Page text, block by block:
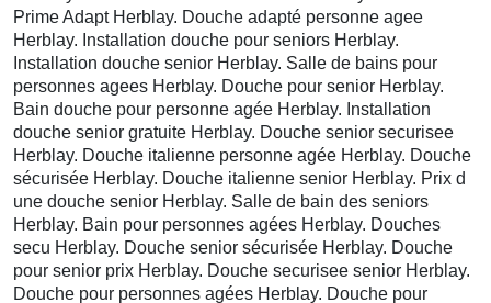
Prime Adapt Herblay. Douche adapté personne agee
Herblay. Installation douche pour seniors Herblay.
Installation douche senior Herblay. Salle de bains pour
personnes agees Herblay. Douche pour senior Herblay.
Bain douche pour personne agée Herblay. Installation
douche senior gratuite Herblay. Douche senior securisee
Herblay. Douche italienne personne agée Herblay. Douche
sécurisée Herblay. Douche italienne senior Herblay. Prix d
une douche senior Herblay. Salle de bain des seniors
Herblay. Bain pour personnes agées Herblay. Douches
secu Herblay. Douche senior sécurisée Herblay. Douche
pour senior prix Herblay. Douche securisee senior Herblay.
Douche pour personnes agées Herblay. Douche pour